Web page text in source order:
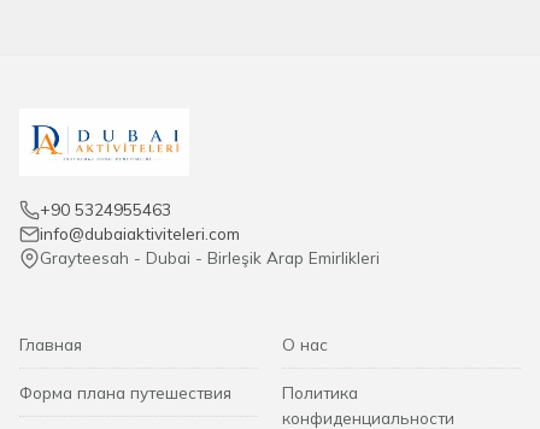
+90 5324955463
info@dubaiaktiviteleri.com
Grayteesah - Dubai - Birleşik Arap Emirlikleri
Главная
Форма плана путешествия
О нас
Политика
конфиденциальности